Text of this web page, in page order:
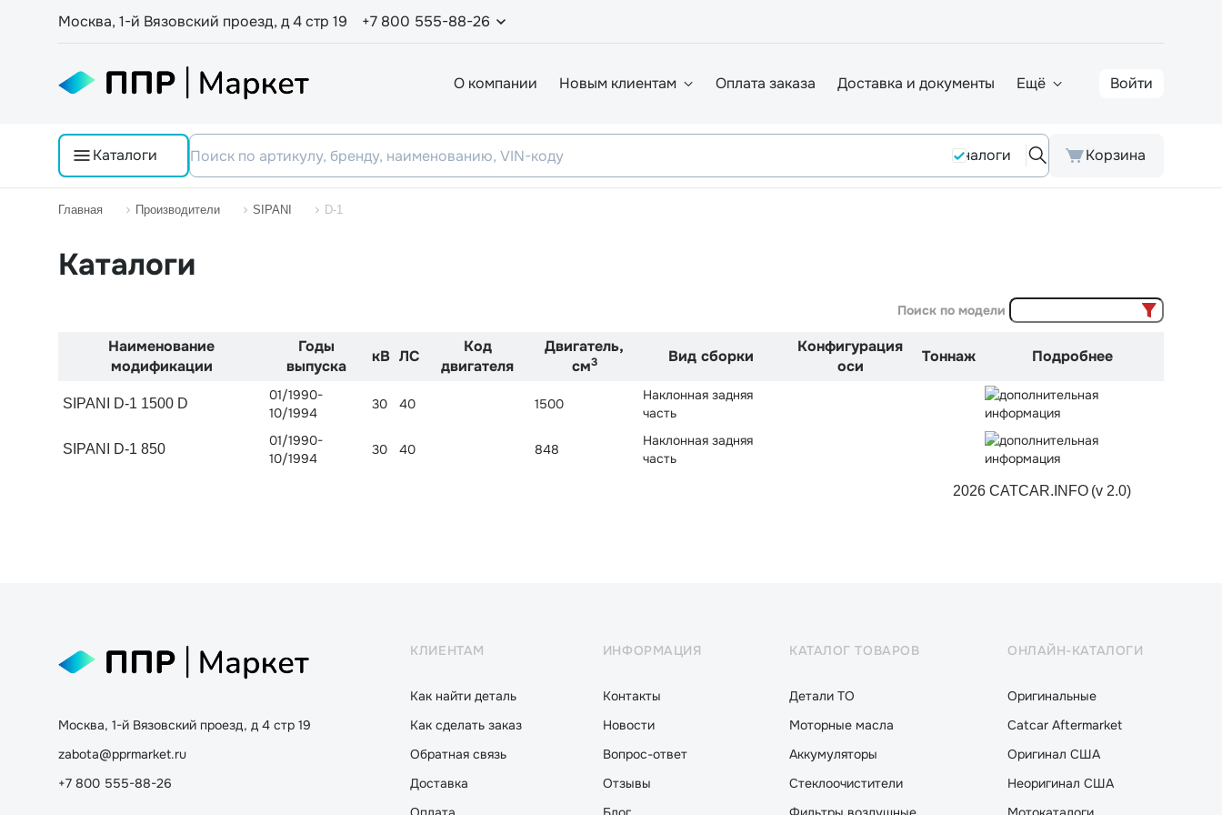
Москва, 1-й Вязовский проезд, д 4 стр 19 +7 800 555-88-26
О компании Новым клиентам Оплата заказа Доставка и документы Ещё Войти
Каталоги Аналоги Корзина
Главная Производители SIPANI D-1
Каталоги
Поиск по модели
Наименование
модификации
Годы
выпуска
кВ ЛС
Код
двигателя
Двигатель,
см3 Вид сборки
Конфигурация
оси
Тоннаж Подробнее
SIPANI D-1 1500 D
01/1990-
10/1994
30 40 1500
Наклонная задняя
часть
SIPANI D-1 850
01/1990-
10/1994
30 40 848
Наклонная задняя
часть
2026 CATCAR.INFO (v 2.0)
Москва, 1-й Вязовский проезд, д 4 стр 19
zabota@pprmarket.ru
+7 800 555-88-26
КЛИЕНТАМ
Как найти деталь
Как сделать заказ
Обратная связь
Доставка
ИНФОРМАЦИЯ
Контакты
Новости
Вопрос-ответ
Отзывы
КАТАЛОГ ТОВАРОВ
Детали ТО
Моторные масла
Аккумуляторы
Стеклоочистители
ОНЛАЙН-КАТАЛОГИ
Оригинальные
Catcar Aftermarket
Оригинал США
Неоригинал США